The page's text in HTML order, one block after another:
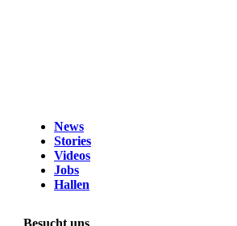
News
Stories
Videos
Jobs
Hallen
Besucht uns